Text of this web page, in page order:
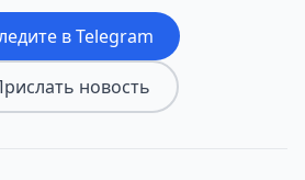
в Telegram
новость